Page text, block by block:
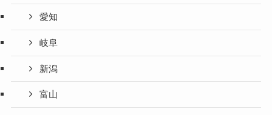
愛知
岐阜
新潟
富山